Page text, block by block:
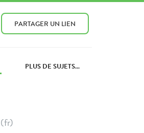
PARTAGER UN LIEN
PLUS DE SUJETS...
(fr)